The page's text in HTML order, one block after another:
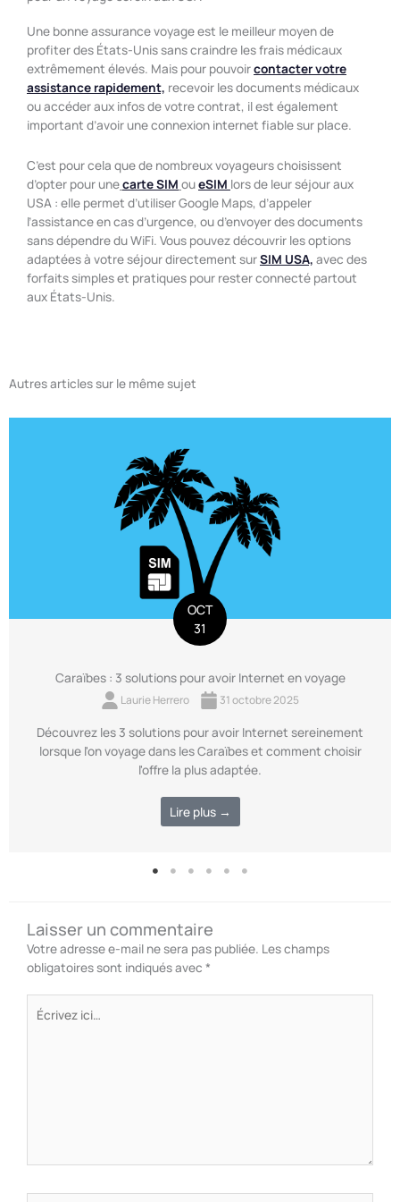
Une bonne assurance voyage est le meilleur moyen de
profiter des États-Unis sans craindre les frais médicaux
extrêmement élevés. Mais pour pouvoircontacter votre
assistance rapidement, recevoir les documents médicaux
ou accéder aux infos de votre contrat, il est également
important d’avoir une connexion internet fiable sur place.
C’est pour cela que de nombreux voyageurs choisissent
d’opter pour unecarte SIM oueSIM lors de leur séjour aux
USA : elle permet d’utiliser Google Maps, d’appeler
l’assistance en cas d’urgence, ou d’envoyer des documents
sans dépendre du WiFi. Vous pouvez découvrir les options
adaptées à votre séjour directement surSIM USA, avec des
forfaits simples et pratiques pour rester connecté partout
aux États-Unis.
Autres articles sur le même sujet
OCT
31
Caraïbes : 3 solutions pour avoir Internet en voyage
Laurie Herrero 31 octobre 2025
Découvrez les 3 solutions pour avoir Internet sereinement
lorsque l'on voyage dans les Caraïbes et comment choisir
l'offre la plus adaptée.
Lire plus →
Laisser un commentaire
Votre adresse e-mail ne sera pas publiée. Les champs
obligatoires sont indiqués avec *
ici…